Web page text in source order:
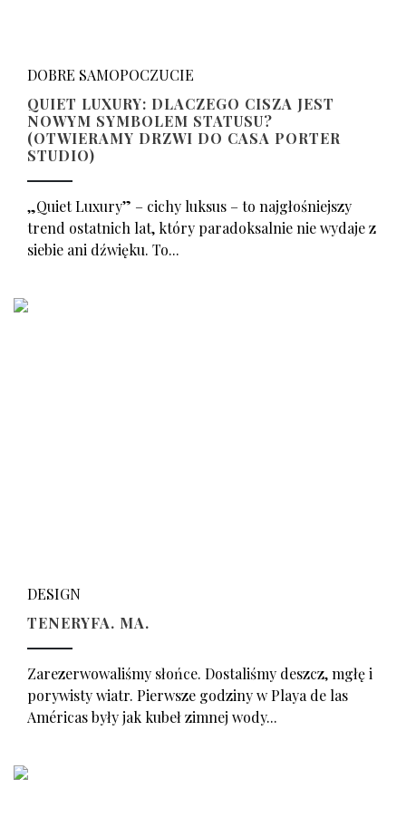
DOBRE SAMOPOCZUCIE
QUIET LUXURY: DLACZEGO CISZA JEST
NOWYM SYMBOLEM STATUSU?
(OTWIERAMY DRZWI DO CASA PORTER
STUDIO)
„Quiet Luxury” – cichy luksus – to najgłośniejszy
trend ostatnich lat, który paradoksalnie nie wydaje z
siebie ani dźwięku. To...
DESIGN
TENERYFA. MA.
Zarezerwowaliśmy słońce. Dostaliśmy deszcz, mgłę i
porywisty wiatr. Pierwsze godziny w Playa de las
Américas były jak kubeł zimnej wody...